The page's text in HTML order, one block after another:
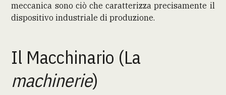
meccanica sono ciò che caratterizza precisamente il
dispositivo industriale di produzione.
Il Macchinario (La
machinerie)